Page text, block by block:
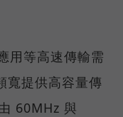
用等高速傳輸需
寬提供高容量傳
60MHz 與